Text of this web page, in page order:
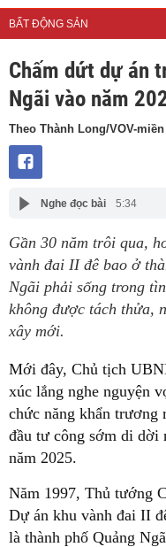
BẤT ĐỘNG SẢN
Chấm dứt dự án
Ngãi vào năm
Theo Thành Long/VOV-
Nghe đọc bài 5:34
Gần 30 năm trôi qua,
vành đai II đê bao ở
Ngãi phải sống trong
không được tách thửa,
xây mới.
Mới đây, Chủ tịch
xúc lắng nghe nguyện
chức năng khẩn trương
đầu tư công sớm di
năm 2025.
Năm 1997, Thủ tướng
Dự án khu vành đai II
là thành phố Quảng